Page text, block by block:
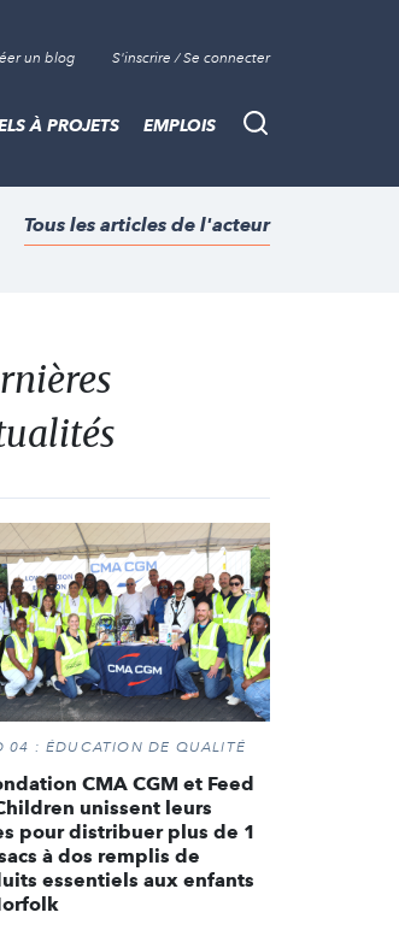
un blog S'inscrire / Se connecter
Recherche
À PROJETS EMPLOIS
Tous les articles de l'acteur
04 : ÉDUCATION DE QUALITÉ
CMA CGM et Feed
unissent leurs
pour distribuer plus de 1
à dos remplis de
essentiels aux enfants